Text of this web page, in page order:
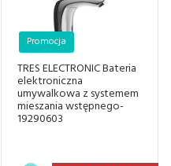
TRES ELECTRONIC Bateria
elektroniczna
umywalkowa z systemem
mieszania wstępnego-
19290603
Promocja